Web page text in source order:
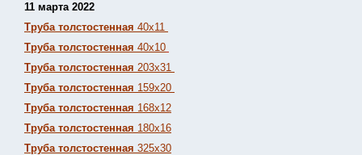
11 марта 2022
Труба толстостенная 40х11
Труба толстостенная 40х10
Труба толстостенная 203х31
Труба толстостенная 159х20
Труба толстостенная 168х12
Труба толстостенная 180х16
Труба толстостенная 325х30